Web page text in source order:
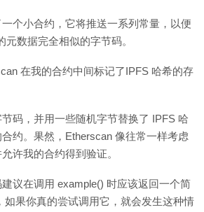
个小合约，它将推送一系列常量，以便
元数据完全相似的字节码。
在我的合约中间标记了IPFS 哈希的存
码，并用一些随机字节替换了 IPFS 哈
约。果然，Etherscan 像往常一样考虑
许我的合约得到验证。
议在调用 example() 时应该返回一个简
如果你真的尝试调用它，就会发生这种情